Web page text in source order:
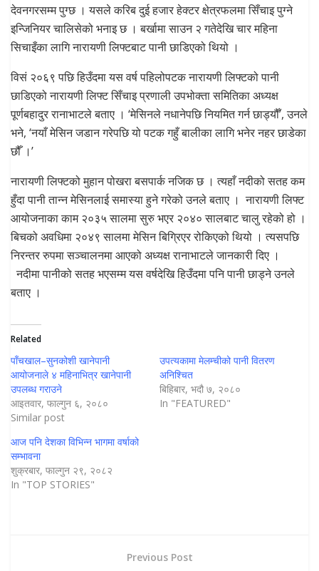
देवनगरसम्म पुग्छ । यसले करिब दुई हजार हेक्टर क्षेत्रफलमा सिँचाइ पुग्ने
इन्जिनियर चालिसेको भनाइ छ । बर्खामा साउन २ गतेदेखि चार महिना
सिचाइँका लागि नारायणी लिफ्टबाट पानी छाडिएको थियो ।
विसं २०६९ पछि हिउँदमा यस वर्ष पहिलोपटक नारायणी लिफ्टको पानी
छाडिएको नारायणी लिफ्ट सिँचाइ प्रणाली उपभोक्ता समितिका अध्यक्ष
पूर्णबहादुर रानाभाटले बताए । ‘मेसिनले नधानेपछि नियमित गर्न छाड्यौँ’, उनले
भने, ‘नयाँ मेसिन जडान गरेपछि यो पटक गहुँ बालीका लागि भनेर नहर छाडेका
छौँ ।’
नारायणी लिफ्टको मुहान पोखरा बसपार्क नजिक छ । त्यहाँ नदीको सतह कम
हुँदा पानी तान्न मेसिनलाई समास्या हुने गरेको उनले बताए । नारायणी लिफ्ट
आयोजनाका काम २०३५ सालमा सुरु भएर २०४० सालबाट चालु रहेको हो ।
बिचको अवधिमा २०४९ सालमा मेसिन बिग्रिएर रोकिएको थियो । त्यसपछि
निरन्तर रुपमा सञ्चालनमा आएको अध्यक्ष रानाभाटले जानकारी दिए ।
नदीमा पानीको सतह भएसम्म यस वर्षदेखि हिउँदमा पनि पानी छाड्ने उनले
बताए ।
Related
पाँचखाल–सुनकोशी खानेपानी
आयोजनाले ४ महिनाभित्र खानेपानी
उपलब्ध गराउने
आइतवार, फाल्गुन ६, २०८०
Similar post
उपत्यकामा मेलम्चीको पानी वितरण
अनिश्चित
बिहिबार, भदौ ७, २०८०
In "FEATURED"
आज पनि देशका विभिन्न भागमा वर्षाको
सम्भावना
शुक्रबार, फाल्गुन २९, २०८२
In "TOP STORIES"
Previous Post